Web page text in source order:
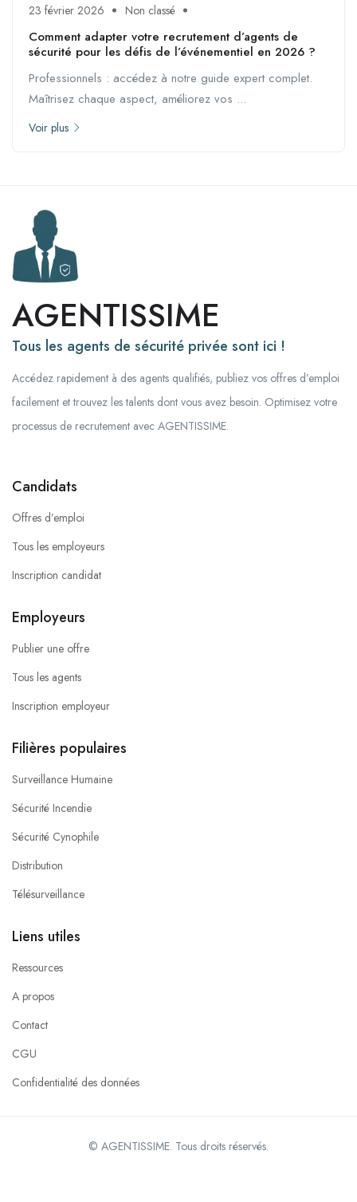
23 février 2026 Non classé
Comment adapter votre recrutement d’agents de
sécurité pour les défis de l’événementiel en 2026 ?
Professionnels : accédez à notre guide expert complet.
Maîtrisez chaque aspect, améliorez vos ...
Voir plus
AGENTISSIME
Tous les agents de sécurité privée sont ici !
Accédez rapidement à des agents qualifiés, publiez vos offres d’emploi
facilement et trouvez les talents dont vous avez besoin. Optimisez votre
processus de recrutement avec AGENTISSIME.
Candidats
Offres d’emploi
Tous les employeurs
Inscription candidat
Employeurs
Publier une offre
Tous les agents
Inscription employeur
Filières populaires
Surveillance Humaine
Sécurité Incendie
Sécurité Cynophile
Distribution
Télésurveillance
Liens utiles
Ressources
A propos
Contact
CGU
Confidentialité des données
© AGENTISSIME. Tous droits réservés.